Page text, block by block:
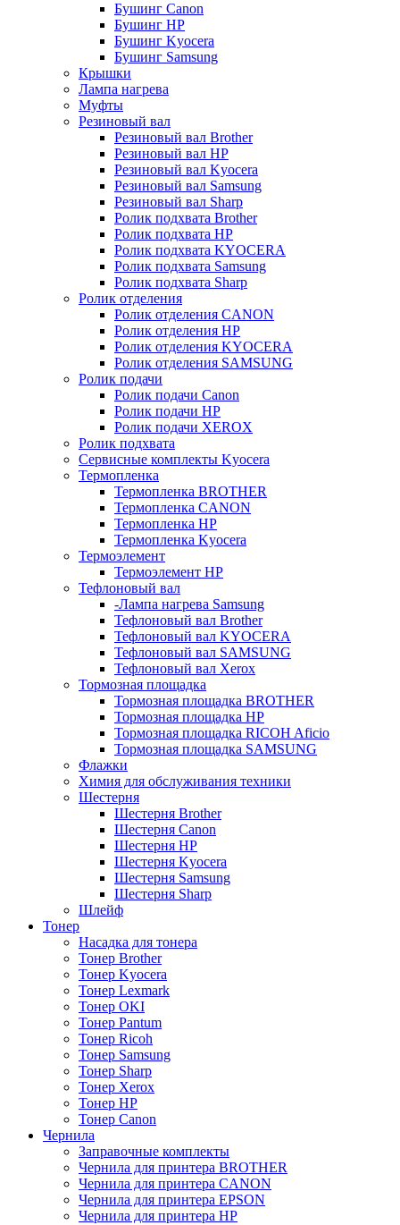
Бушинг Canon
Бушинг HP
Бушинг Kyocera
Бушинг Samsung
Крышки
Лампа нагрева
Муфты
Резиновый вал
Резиновый вал Brother
Резиновый вал HP
Резиновый вал Kyocera
Резиновый вал Samsung
Резиновый вал Sharp
Ролик подхвата Brother
Ролик подхвата HP
Ролик подхвата KYOCERA
Ролик подхвата Samsung
Ролик подхвата Sharp
Ролик отделения
Ролик отделения CANON
Ролик отделения HP
Ролик отделения KYOCERA
Ролик отделения SAMSUNG
Ролик подачи
Ролик подачи Canon
Ролик подачи HP
Ролик подачи XEROX
Ролик подхвата
Сервисные комплекты Kyocera
Термопленка
Термопленка BROTHER
Термопленка CANON
Термопленка HP
Термопленка Kyocera
Термоэлемент
Термоэлемент НР
Тефлоновый вал
-Лампа нагрева Samsung
Тефлоновый вал Brother
Тефлоновый вал KYOCERA
Тефлоновый вал SAMSUNG
Тефлоновый вал Xerox
Тормозная площадка
Тормозная площадка BROTHER
Тормозная площадка HP
Тормозная площадка RICOH Aficio
Тормозная площадка SAMSUNG
Флажки
Химия для обслуживания техники
Шестерня
Шестерня Brother
Шестерня Canon
Шестерня HP
Шестерня Kyocera
Шестерня Samsung
Шестерня Sharp
Шлейф
Тонер
Насадка для тонера
Тонер Brother
Тонер Kyocera
Тонер Lexmark
Тонер OKI
Тонер Pantum
Тонер Ricoh
Тонер Samsung
Тонер Sharp
Тонер Xerox
Тонер НР
Тонер Саnon
Чернила
Заправочные комплекты
Чернила для принтера BROTHER
Чернила для принтера CANON
Чернила для принтера EPSON
Чернила для принтера HP